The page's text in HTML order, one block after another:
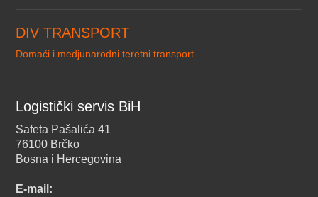
DIV TRANSPORT
Domaći i medjunarodni teretni transport
Logistički servis BiH
Safeta Pašalića 41
76100 Brčko
Bosna i Hercegovina
E-mail: